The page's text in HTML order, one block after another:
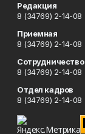
Редакция
8 (34769) 2-14-08
Приемная
8 (34769) 2-14-08
Сотрудничество
8 (34769) 2-14-08
Отдел кадров
8 (34769) 2-14-08